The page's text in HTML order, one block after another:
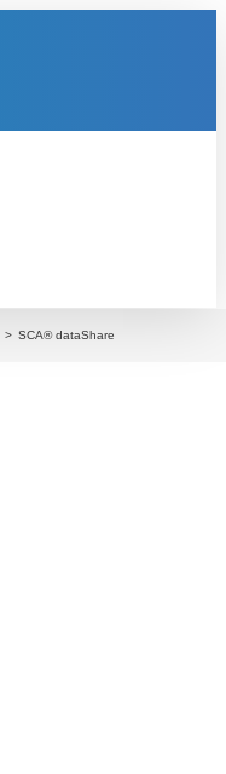
SCA® dataShare